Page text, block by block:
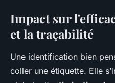
Impact sur
et la traçabilité
Une identification bien
coller une étiquette. Elle